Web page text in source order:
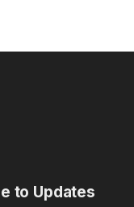
to Updates